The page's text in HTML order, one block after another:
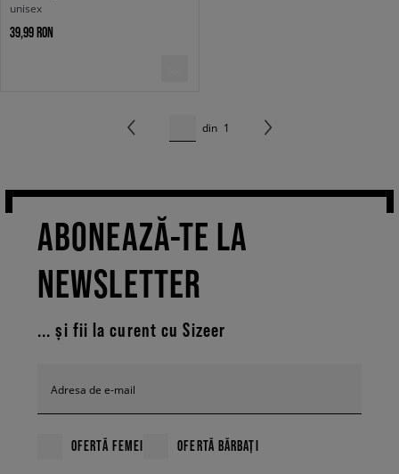
unisex
39,99 RON
din 1
ABONEAZĂ-TE LA
NEWSLETTER
... și fii la curent cu Sizeer
Adresa de e-mail
OFERTĂ FEMEI OFERTĂ BĂRBAȚI